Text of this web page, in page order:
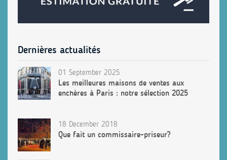
Dernières actualités
01 September 2025
Les meilleures maisons de ventes aux
enchères à Paris : notre sélection 2025
18 December 2018
Que fait un commissaire-priseur?